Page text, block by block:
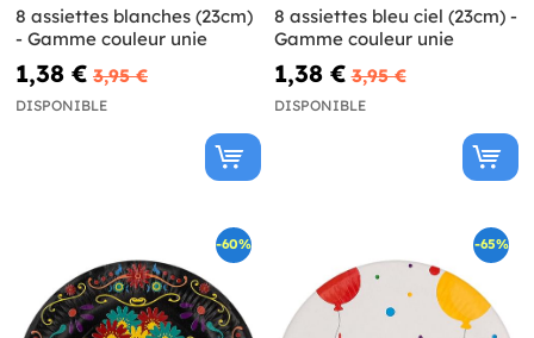
8 assiettes blanches (23cm)
- Gamme couleur unie
1,38 € 3,95 €
DISPONIBLE
8 assiettes bleu ciel (23cm) -
Gamme couleur unie
1,38 € 3,95 €
DISPONIBLE
-60% -65%